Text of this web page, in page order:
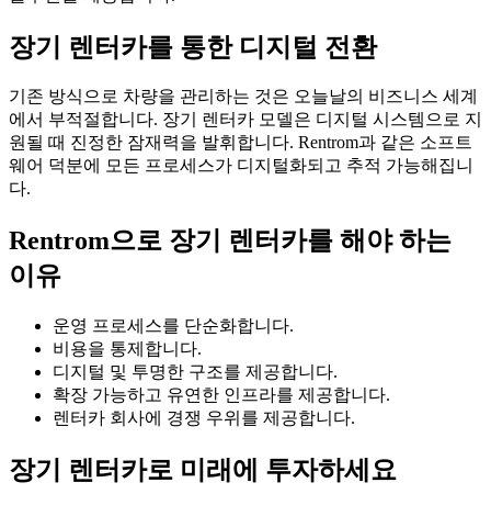
장기 렌터카를 통한 디지털 전환
기존 방식으로 차량을 관리하는 것은 오늘날의 비즈니스 세계
에서 부적절합니다. 장기 렌터카 모델은 디지털 시스템으로 지
원될 때 진정한 잠재력을 발휘합니다. Rentrom과 같은 소프트
웨어 덕분에 모든 프로세스가 디지털화되고 추적 가능해집니
다.
Rentrom으로 장기 렌터카를 해야 하는
이유
운영 프로세스를 단순화합니다.
비용을 통제합니다.
디지털 및 투명한 구조를 제공합니다.
확장 가능하고 유연한 인프라를 제공합니다.
렌터카 회사에 경쟁 우위를 제공합니다.
장기 렌터카로 미래에 투자하세요